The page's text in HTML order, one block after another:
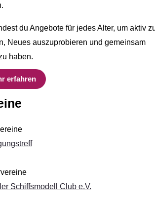
du Angebote für jedes Alter, um aktiv
Neues auszuprobieren und gemeinsam
haben.
erfahren
Schiffsmodell Club e.V.